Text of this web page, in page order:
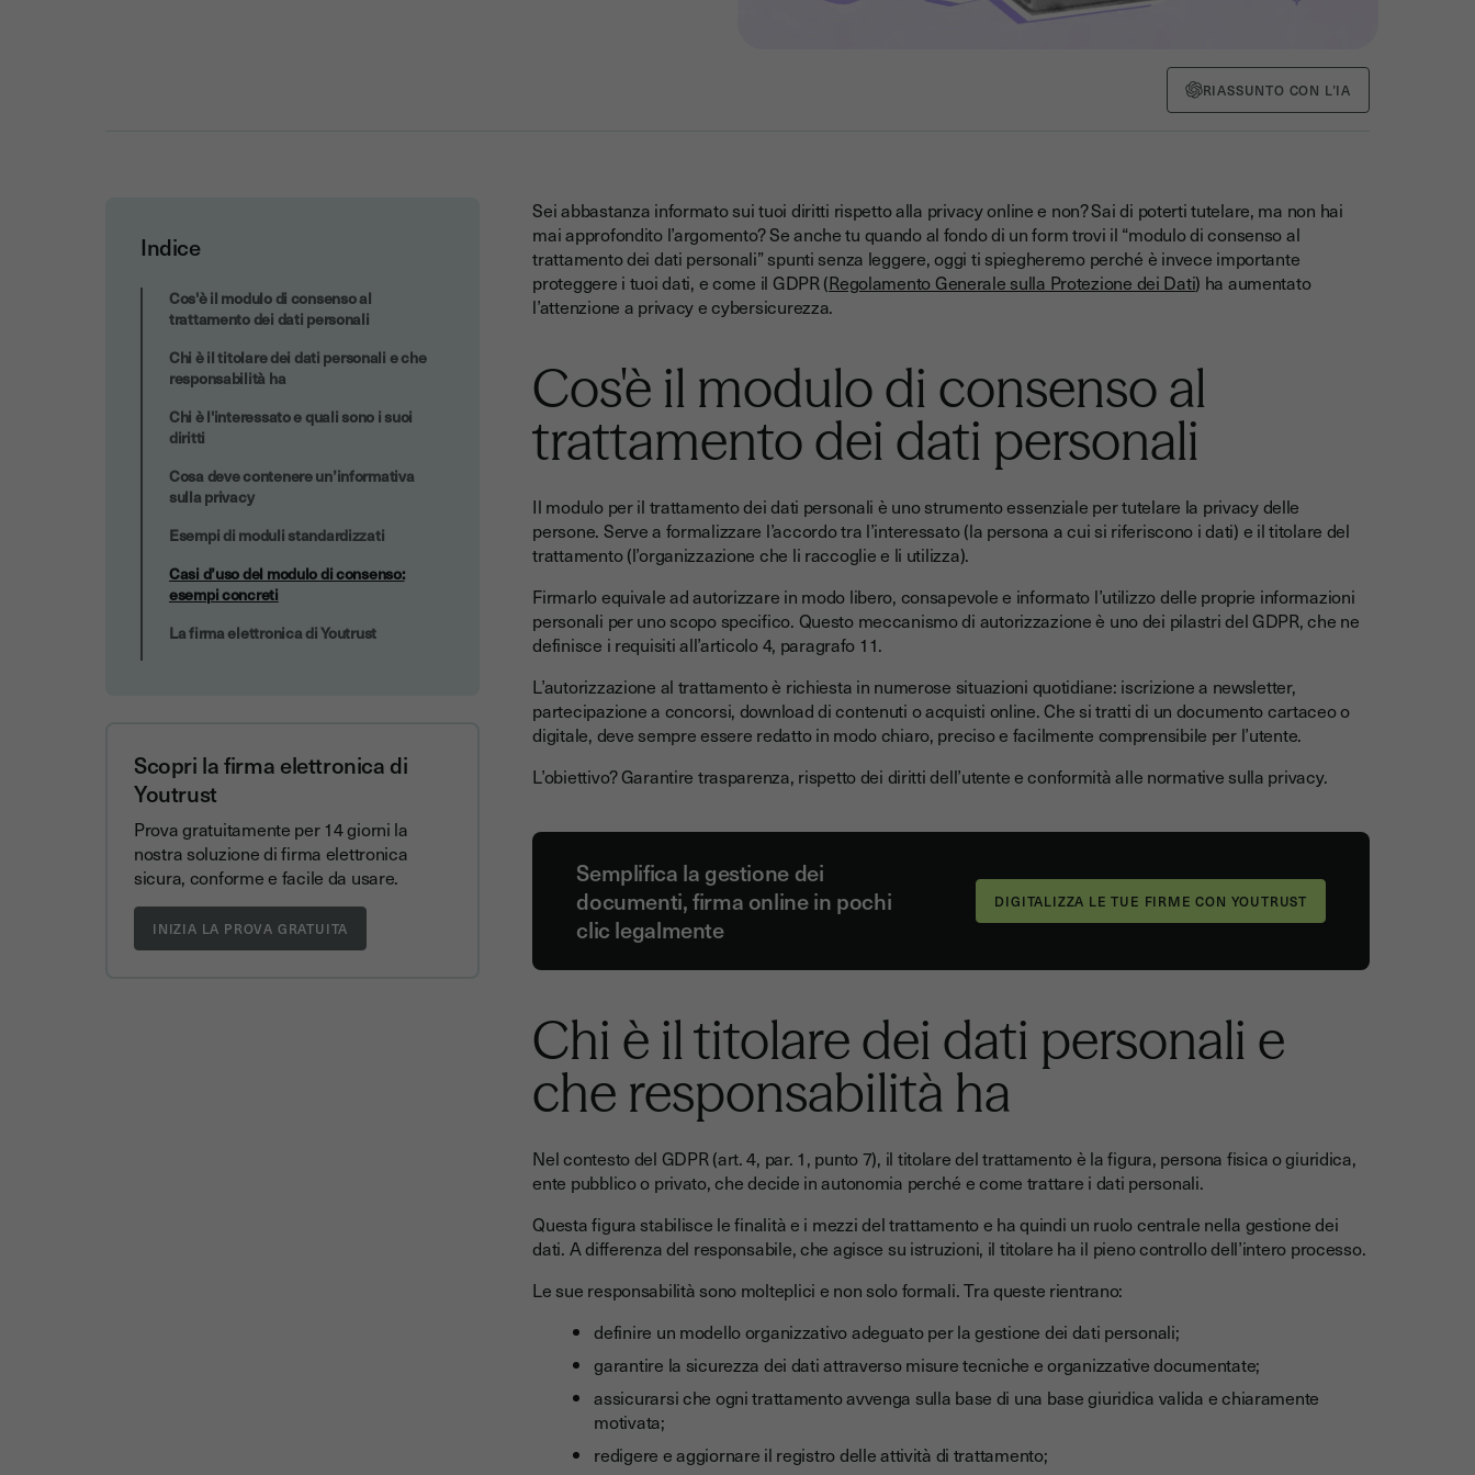
RIASSUNTO CON L’IA
Indice
Casi d’uso del modulo di consenso:
esempi concreti
Cos'è il modulo di consenso al
trattamento dei dati personali
Chi è il titolare dei dati personali e che
responsabilità ha
Chi è l'interessato e quali sono i suoi
diritti
Cosa deve contenere un’informativa
sulla privacy
Esempi di moduli standardizzati
Casi d’uso del modulo di consenso:
esempi concreti
La firma elettronica di Youtrust
Scopri la firma elettronica di
Youtrust
Prova gratuitamente per 14 giorni la
nostra soluzione di firma elettronica
sicura, conforme e facile da usare.
Sei abbastanza informato sui tuoi diritti rispetto alla privacy online e non? Sai di poterti tutelare, ma non hai
mai approfondito l’argomento? Se anche tu quando al fondo di un form trovi il “modulo di consenso al
trattamento dei dati personali” spunti senza leggere, oggi ti spiegheremo perché è invece importante
proteggere i tuoi dati, e come il GDPR (Regolamento Generale sulla Protezione dei Dati) ha aumentato
l’attenzione a privacy e cybersicurezza.
Cos'è il modulo di consenso al
trattamento dei dati personali
Il modulo per il trattamento dei dati personali è uno strumento essenziale per tutelare la privacy delle
persone. Serve a formalizzare l’accordo tra l’interessato (la persona a cui si riferiscono i dati) e il titolare del
trattamento (l’organizzazione che li raccoglie e li utilizza).
Firmarlo equivale ad autorizzare in modo libero, consapevole e informato l’utilizzo delle proprie informazioni
personali per uno scopo specifico. Questo meccanismo di autorizzazione è uno dei pilastri del GDPR, che ne
definisce i requisiti all’articolo 4, paragrafo 11.
L’autorizzazione al trattamento è richiesta in numerose situazioni quotidiane: iscrizione a newsletter,
partecipazione a concorsi, download di contenuti o acquisti online. Che si tratti di un documento cartaceo o
digitale, deve sempre essere redatto in modo chiaro, preciso e facilmente comprensibile per l’utente.
L’obiettivo? Garantire trasparenza, rispetto dei diritti dell’utente e conformità alle normative sulla privacy.
Semplifica la gestione dei
documenti, firma online in pochi
clic legalmente
DIGITALIZZA LE TUE FIRME CON YOUTRUST
Chi è il titolare dei dati personali e
che responsabilità ha
Nel contesto del GDPR (art. 4, par. 1, punto 7), il titolare del trattamento è la figura, persona fisica o giuridica,
ente pubblico o privato, che decide in autonomia perché e come trattare i dati personali.
Questa figura stabilisce le finalità e i mezzi del trattamento e ha quindi un ruolo centrale nella gestione dei
dati. A differenza del responsabile, che agisce su istruzioni, il titolare ha il pieno controllo dell’intero processo.
Le sue responsabilità sono molteplici e non solo formali. Tra queste rientrano:
definire un modello organizzativo adeguato per la gestione dei dati personali;
garantire la sicurezza dei dati attraverso misure tecniche e organizzative documentate;
assicurarsi che ogni trattamento avvenga sulla base di una base giuridica valida e chiaramente
motivata;
redigere e aggiornare il registro delle attività di trattamento;